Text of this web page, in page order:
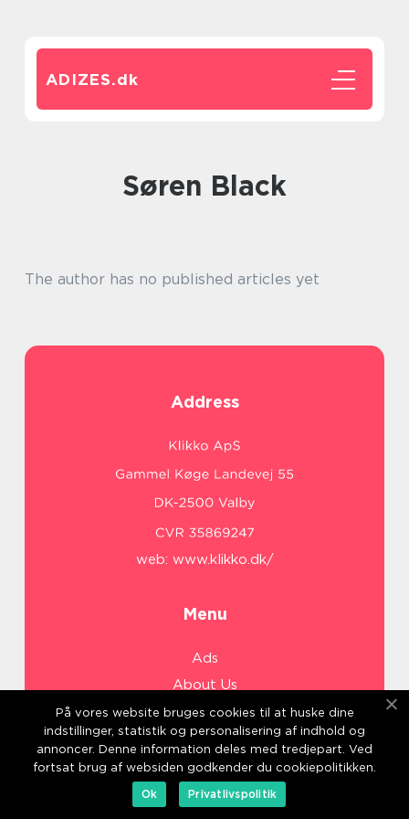
ADIZES.dk
Søren Black
The author has no published articles yet
Address
web: www.klikko.dk/
Menu
Ads
About Us
Cookies
Contact
Sitemap
På vores website bruges cookies til at huske dine
indstillinger, statistik og personalisering af indhold og
annoncer. Denne information deles med tredjepart. Ved
fortsat brug af websiden godkender du cookiepolitikken.
Ok
Privatlivspolitik